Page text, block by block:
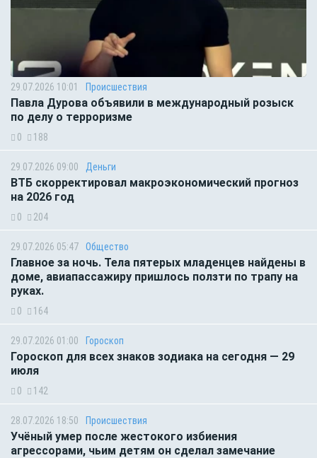
29.07.2026 10:01 Происшествия
Павла Дурова объявили в международный розыск
по делу о терроризме
0 188
29.07.2026 09:00 Деньги
ВТБ скорректировал макроэкономический прогноз
на 2026 год
0 204
29.07.2026 05:47 Общество
Главное за ночь. Тела пятерых младенцев найдены в
доме, авиапассажиру пришлось ползти по трапу на
руках.
0 164
29.07.2026 01:00 Гороскоп
Гороскоп для всех знаков зодиака на сегодня — 29
июля
0 142
28.07.2026 18:50 Происшествия
Учёный умер после жестокого избиения
агрессорами, чьим детям он сделал замечание